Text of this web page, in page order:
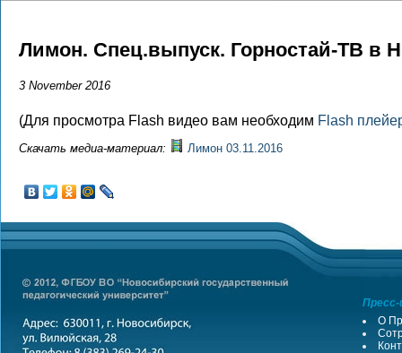
Лимон. Спец.выпуск. Горностай-ТВ в
3 November 2016
(Для просмотра Flash видео вам необходим Flash
Скачать медиа-материал: Лимон 03.11.2016
О